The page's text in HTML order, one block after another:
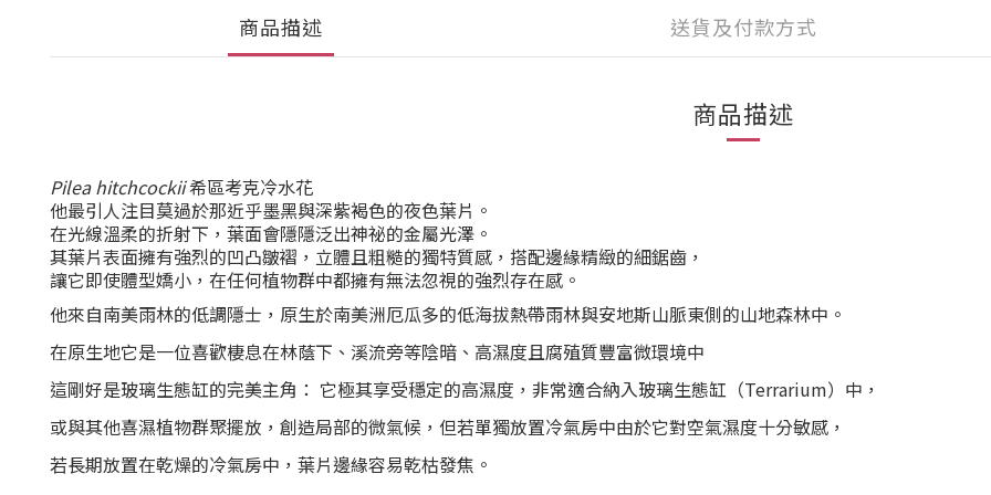
商品描述 送貨及付款方式
商品描述
Pilea hitchcockii希區考克冷水花
他最引人注目莫過於那近乎墨黑與深紫褐色的夜色葉片。
在光線溫柔的折射下，葉面會隱隱泛出神祕的金屬光澤 。
其葉片表面擁有強烈的凹凸皺褶 ，立體且粗糙的獨特質感，搭配邊緣精緻的細鋸齒 ，
讓它即使體型嬌小，在任何植物群中都擁有無法忽視的強烈存在感。
他來自南美雨林的低調隱士 ，原生於南美洲厄瓜多的低海拔熱帶雨林與安地斯山脈東側的山地森林中。
在原生地它是一位喜歡棲息在林蔭下、溪流旁等陰暗、高濕度且腐殖質豐富微環境中
這剛好是玻璃生態缸的完美主角： 它極其享受穩定的高濕度，非常適合納入玻璃生態缸（Terrarium）中，
或與其他喜濕植物群聚擺放，創造局部的微氣候，但若單獨放置冷氣房中由於它對空氣濕度十分敏感，
若長期放置在乾燥的冷氣房中，葉片邊緣容易乾枯發焦。